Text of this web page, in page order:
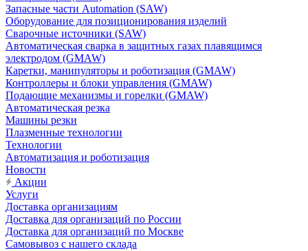
Запасные части Automation (SAW)
Оборудование для позиционирования изделий
Сварочные источники (SAW)
Автоматическая сварка в защитных газах плавящимся
электродом (GMAW)
Каретки, манипуляторы и роботизация (GMAW)
Контроллеры и блоки управления (GMAW)
Подающие механизмы и горелки (GMAW)
Автоматическая резка
Машины резки
Плазменные технологии
Технологии
Автоматизация и роботизация
Новости
Акции
Услуги
Доставка организациям
Доставка для организаций по России
Доставка для организаций по Москве
Самовывоз с нашего склада